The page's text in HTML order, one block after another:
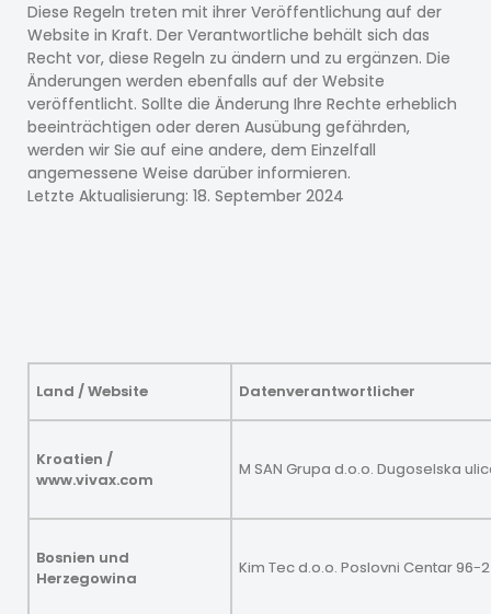
Diese Regeln treten mit ihrer Veröffentlichung auf der
Website in Kraft. Der Verantwortliche behält sich das
Recht vor, diese Regeln zu ändern und zu ergänzen. Die
Änderungen werden ebenfalls auf der Website
veröffentlicht. Sollte die Änderung Ihre Rechte erheblich
beeinträchtigen oder deren Ausübung gefährden,
werden wir Sie auf eine andere, dem Einzelfall
angemessene Weise darüber informieren.
Letzte Aktualisierung: 18. September 2024
Land / Website Datenverantwortlicher
Kroatien /
www.vivax.com
M SAN Grupa d.o.o. Dugoselska
Bosnien und
Herzegowina
Kim Tec d.o.o. Poslovni Centar 96-